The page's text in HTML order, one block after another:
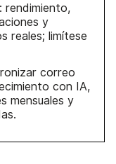
rendimiento,
y
reales; limítese
correo
con IA,
mensuales y